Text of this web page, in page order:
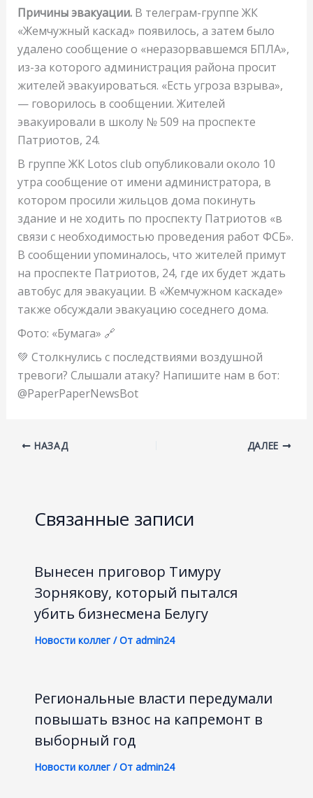
Причины эвакуации.В телеграм-группе ЖК
«Жемчужный каскад» появилось, а затем было
удалено сообщение о «неразорвавшемся БПЛА»,
из-за которого администрация района просит
жителей эвакуироваться. «Есть угроза взрыва»,
— говорилось в сообщении. Жителей
эвакуировали в школу № 509 на проспекте
Патриотов, 24.
В группе ЖК Lotos club опубликовали около 10
утра сообщение от имени администратора, в
котором просили жильцов дома покинуть
здание и не ходить по проспекту Патриотов «в
связи с необходимостью проведения работ ФСБ».
В сообщении упоминалось, что жителей примут
на проспекте Патриотов, 24, где их будет ждать
автобус для эвакуации. В «Жемчужном каскаде»
также обсуждали эвакуацию соседнего дома.
Фото: «Бумага» 🔗
💚 Столкнулись с последствиями воздушной
тревоги? Слышали атаку? Напишите нам в бот:
@PaperPaperNewsBot
НАЗАД ДАЛЕЕ
Связанные записи
Вынесен приговор Тимуру
Зорнякову, который пытался
убить бизнесмена Белугу
Новости коллег/ От admin24
Региональные власти передумали
повышать взнос на капремонт в
выборный год
Новости коллег/ От admin24